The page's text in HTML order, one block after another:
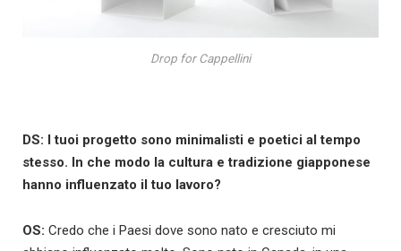
Drop for Cappellini
DS: I tuoi progetto sono minimalisti e poetici al tempo
stesso. In che modo la cultura e tradizione giapponese
hanno influenzato il tuo lavoro?
OS: Credo che i Paesi dove sono nato e cresciuto mi